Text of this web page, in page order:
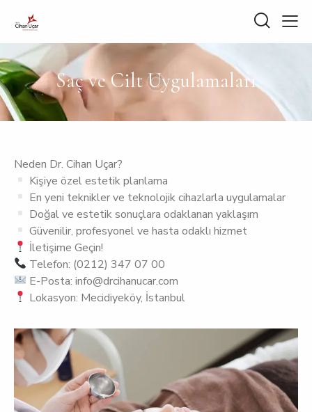
Saç ve Cilt Uygulamaları
Neden Dr. Cihan Uçar?
Kişiye özel estetik planlama
En yeni teknikler ve teknolojik cihazlarla uygulamalar
Doğal ve estetik sonuçlara odaklanan yaklaşım
Güvenilir, profesyonel ve hasta odaklı hizmet
İletişime Geçin!
Telefon: (0212) 347 07 00
E-Posta: info@drcihanucar.com
Lokasyon: Mecidiyeköy, İstanbul